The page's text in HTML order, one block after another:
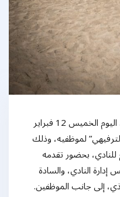
نظم نادي الحمرية الثقافي الرياضي، اليوم الخميس 12 فبراير
الترفيهي” لموظفيه، وذلك
للنادي، بحضور تقدمه
النادي، والسادة
إلى جانب الموظفين.